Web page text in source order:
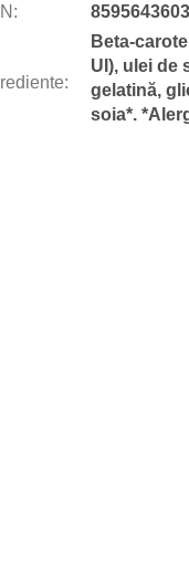
:
:
Beta-
UI), ulei de
gelatină,
soia*.